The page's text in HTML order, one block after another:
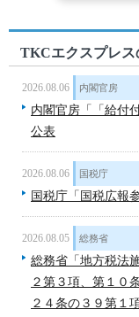
TKCエクスプレス
2026.08.06 内閣官房
内閣官房「「給付
公表
2026.08.06 国税庁
国税庁「国税広報
2026.08.05 総務省
総務省「地方税法
２第３項、第１０
２４条の３９第１